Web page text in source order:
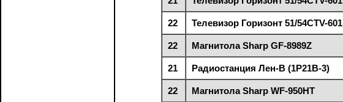
22 Телевизор Горизонт 51/54CTV-601
22 Магнитола Sharp GF-8989Z
21 Радиостанция Лен-В (1Р21В-3)
22 Магнитола Sharp WF-950HT